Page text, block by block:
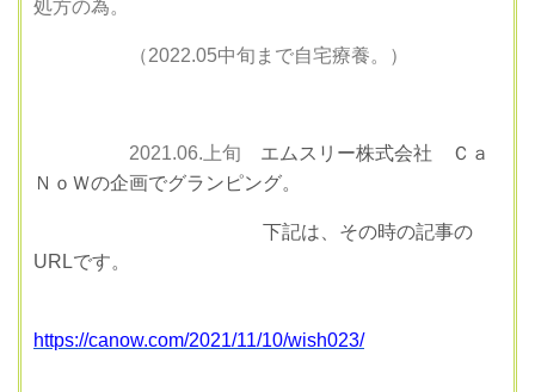
処方の為。
（2022.05中旬まで自宅療養。）
2021.06.上旬 エムスリー株式会社 Ｃａ
ＮｏＷの企画でグランピング。
下記は、その時の記事の
URLです。
https://canow.com/2021/11/10/wish023/